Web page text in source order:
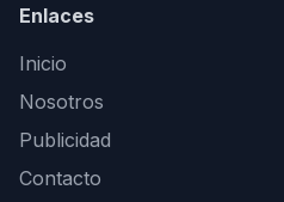
Enlaces
Inicio
Nosotros
Publicidad
Contacto